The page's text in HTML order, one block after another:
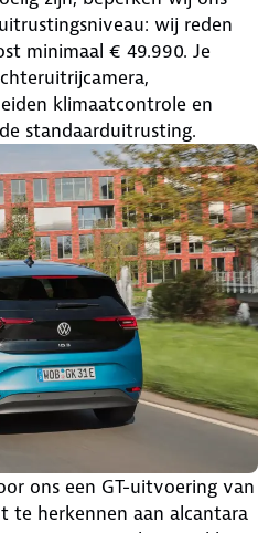
wij reden
minimaal € 49.990. Je
klimaatcontrole en
standaarduitrusting.
ons een GT-uitvoering van
te herkennen aan alcantara